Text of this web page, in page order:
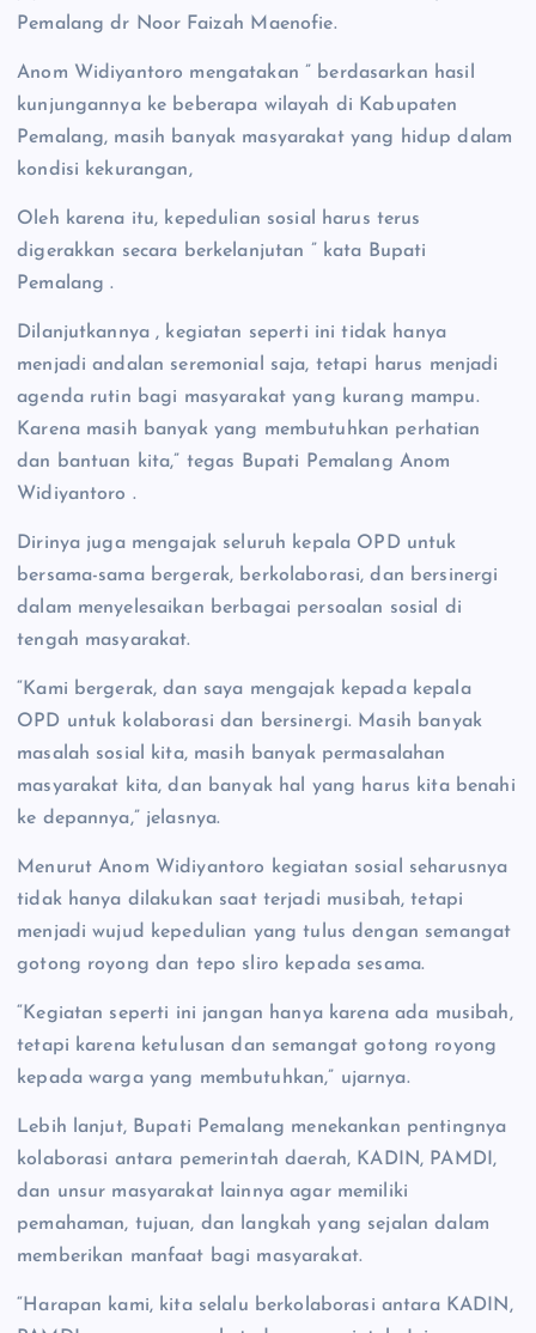
Pemalang dr Noor Faizah Maenofie.
Anom Widiyantoro mengatakan ” berdasarkan hasil
kunjungannya ke beberapa wilayah di Kabupaten
Pemalang, masih banyak masyarakat yang hidup dalam
kondisi kekurangan,
Oleh karena itu, kepedulian sosial harus terus
digerakkan secara berkelanjutan ” kata Bupati
Pemalang .
Dilanjutkannya , kegiatan seperti ini tidak hanya
menjadi andalan seremonial saja, tetapi harus menjadi
agenda rutin bagi masyarakat yang kurang mampu.
Karena masih banyak yang membutuhkan perhatian
dan bantuan kita,” tegas Bupati Pemalang Anom
Widiyantoro .
Dirinya juga mengajak seluruh kepala OPD untuk
bersama-sama bergerak, berkolaborasi, dan bersinergi
dalam menyelesaikan berbagai persoalan sosial di
tengah masyarakat.
“Kami bergerak, dan saya mengajak kepada kepala
OPD untuk kolaborasi dan bersinergi. Masih banyak
masalah sosial kita, masih banyak permasalahan
masyarakat kita, dan banyak hal yang harus kita benahi
ke depannya,” jelasnya.
Menurut Anom Widiyantoro kegiatan sosial seharusnya
tidak hanya dilakukan saat terjadi musibah, tetapi
menjadi wujud kepedulian yang tulus dengan semangat
gotong royong dan tepo sliro kepada sesama.
“Kegiatan seperti ini jangan hanya karena ada musibah,
tetapi karena ketulusan dan semangat gotong royong
kepada warga yang membutuhkan,” ujarnya.
Lebih lanjut, Bupati Pemalang menekankan pentingnya
kolaborasi antara pemerintah daerah, KADIN, PAMDI,
dan unsur masyarakat lainnya agar memiliki
pemahaman, tujuan, dan langkah yang sejalan dalam
memberikan manfaat bagi masyarakat.
“Harapan kami, kita selalu berkolaborasi antara KADIN,